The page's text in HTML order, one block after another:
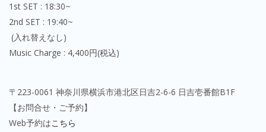
1st SET : 18:30~
2nd SET : 19:40~
(入れ替えなし)
Music Charge : 4,400円(税込)
〒223-0061 神奈川県横浜市港北区日吉2-6-6 日吉壱番館B1F
【お問合せ・ご予約】
Web予約はこちら